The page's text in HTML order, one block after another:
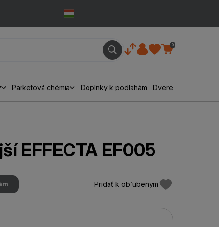
0
Parketová chémia Doplnky k podlahám Dvere
EFFECTA EF005
Pridať k obľúbeným